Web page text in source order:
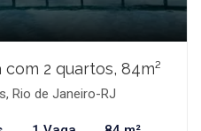
2 quartos, 84m²
Rio de Janeiro-RJ